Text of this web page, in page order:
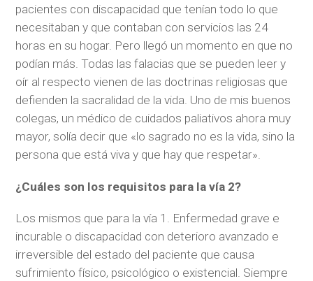
pacientes con discapacidad que tenían todo lo que
necesitaban y que contaban con servicios las 24
horas en su hogar. Pero llegó un momento en que no
podían más. Todas las falacias que se pueden leer y
oír al respecto vienen de las doctrinas religiosas que
defienden la sacralidad de la vida. Uno de mis buenos
colegas, un médico de cuidados paliativos ahora muy
mayor, solía decir que «lo sagrado no es la vida, sino la
persona que está viva y que hay que respetar».
¿Cuáles son los requisitos para la vía 2?
Los mismos que para la vía 1. Enfermedad grave e
incurable o discapacidad con deterioro avanzado e
irreversible del estado del paciente que causa
sufrimiento físico, psicológico o existencial. Siempre